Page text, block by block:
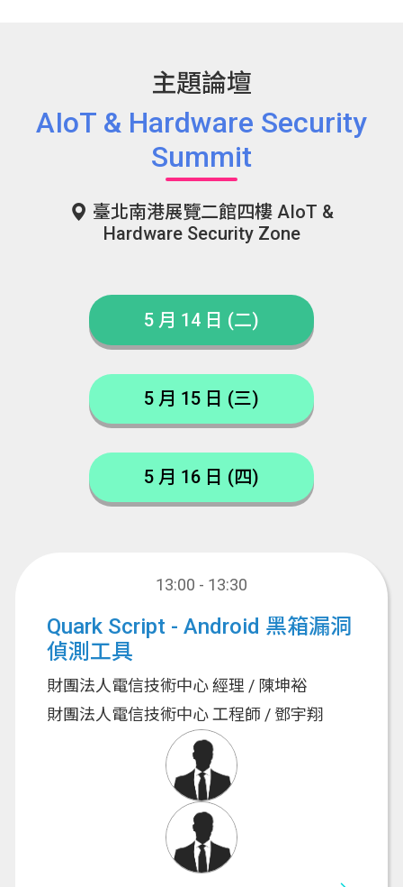
主題論壇
AIoT & Hardware Security
Summit
臺北南港展覽二館四樓 AIoT &
Hardware Security Zone
5 月 14 日 (二)
5 月 15 日 (三)
5 月 16 日 (四)
13:00 - 13:30
Quark Script - Android 黑箱漏洞
偵測工具
財團法人電信技術中心 經理 / 陳坤裕
財團法人電信技術中心 工程師 / 鄧宇翔